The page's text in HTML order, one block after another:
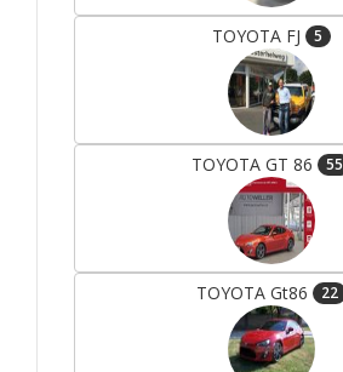
TOYOTA FJ 5
TOYOTA GT 86 55
TOYOTA Gt86 22